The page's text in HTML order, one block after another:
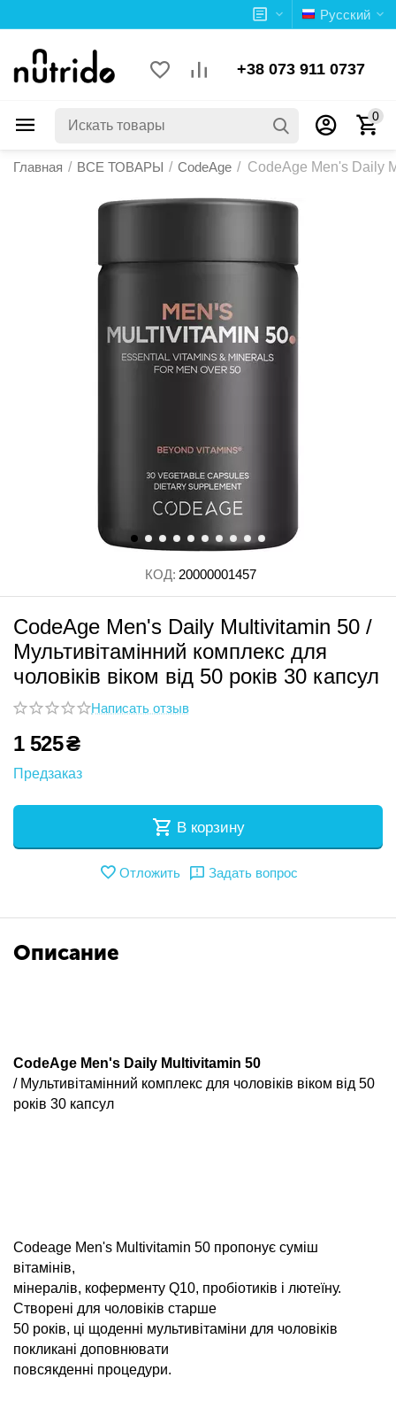
Русский
+38 073 911 0737
0
Главная / ВСЕ ТОВАРЫ / CodeAge / CodeAge Men's Daily
КОД: 20000001457
CodeAge Men's Daily Multivitamin 50 /
Мультивітамінний комплекс для
чоловіків віком від 50 років 30 капсул
Написать отзыв
1 525₴
Предзаказ
В корзину
Отложить Задать вопрос
Описание
CodeAge Men's Daily Multivitamin 50
/ Мультивітамінний комплекс для чоловіків віком від 50
років 30 капсул
Codeage Men's Multivitamin 50 пропонує суміш
вітамінів,
мінералів, коферменту Q10, пробіотиків і лютеїну.
Створені для чоловіків старше
50 років, ці щоденні мультивітаміни для чоловіків
покликані доповнювати
повсякденні процедури.